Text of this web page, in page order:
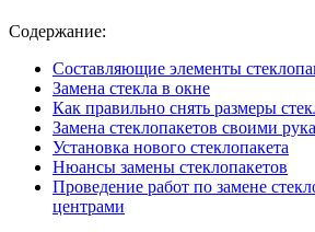
Содержание:
Составляющие элементы
Замена стекла в окне
Как правильно снять размеры
Замена стеклопакетов своими
Установка нового стеклопакета
Нюансы замены стеклопакетов
Проведение работ по замене
центрами